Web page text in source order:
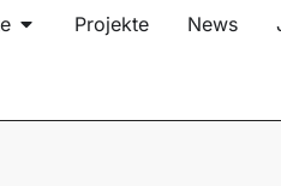
Projekte News